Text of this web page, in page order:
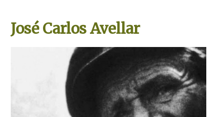
José Carlos Avellar